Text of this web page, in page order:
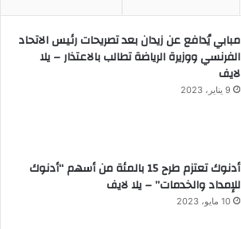
مبابي يُدافع عن زيدان بعد تصريحات رئيس الاتحاد
الفرنسي ووزيرة الرياضة تطالب بالاعتذار – يلا
لايف
9 يناير، 2023
أدنوك تعتزم طرح 15 بالمئة من أسهم “أدنوك
للإمداد والخدمات” – يلا لايف
10 مايو، 2023